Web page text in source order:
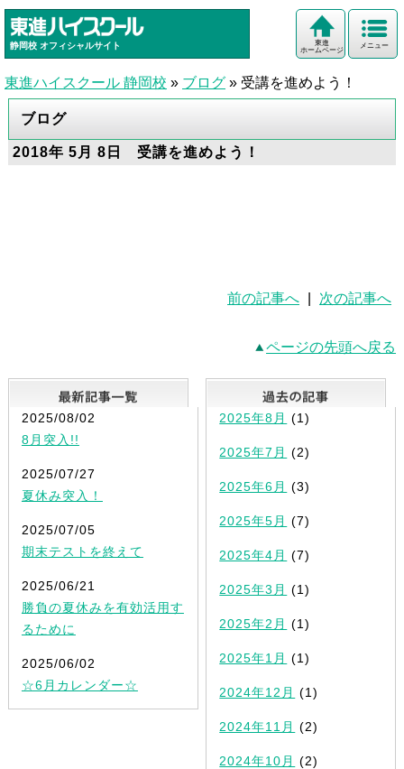
静岡校 オフィシャルサイト メニュー
東進
ホームページ
東進ハイスクール 静岡校 » ブログ » 受講を進めよう！
ブログ
2018年 5月 8日 受講を進めよう！
前の記事へ 次の記事へ
ページの先頭へ戻る
最新記事一覧
2025/08/02
8月突入!!
2025/07/27
夏休み突入！
2025/07/05
期末テストを終えて
2025/06/21
勝負の夏休みを有効活用す
るために
2025/06/02
☆6月カレンダー☆
2025年8月 (1)
2025年7月 (2)
2025年6月 (3)
2025年5月 (7)
2025年4月 (7)
2025年3月 (1)
2025年2月 (1)
2025年1月 (1)
2024年12月 (1)
2024年11月 (2)
2024年10月 (2)